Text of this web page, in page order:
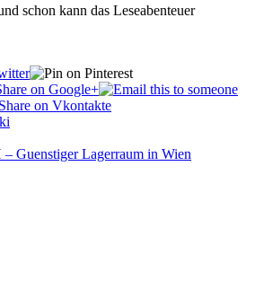
schon kann das Leseabenteuer
Guenstiger Lagerraum in Wien